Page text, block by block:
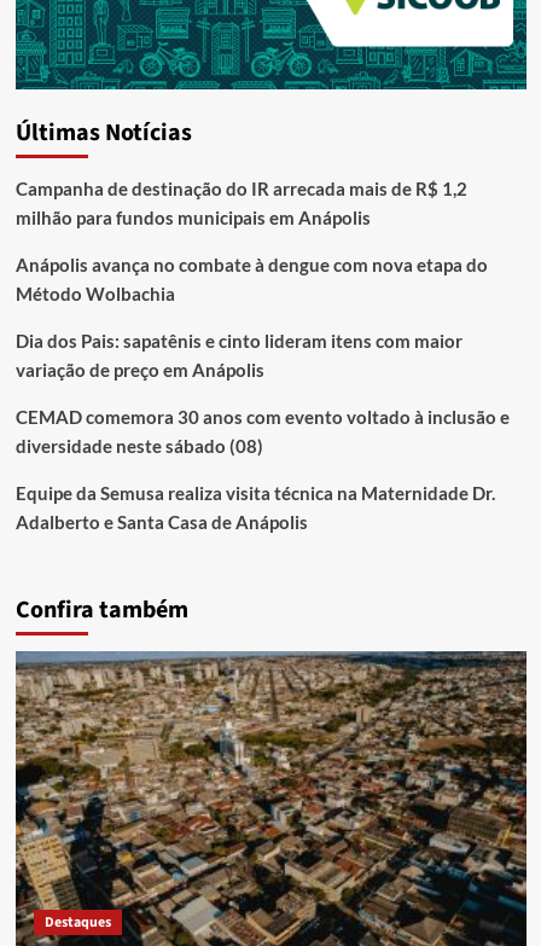
Últimas Notícias
Campanha de destinação do IR arrecada mais de R$ 1,2
milhão para fundos municipais em Anápolis
Anápolis avança no combate à dengue com nova etapa do
Método Wolbachia
Dia dos Pais: sapatênis e cinto lideram itens com maior
variação de preço em Anápolis
CEMAD comemora 30 anos com evento voltado à inclusão e
diversidade neste sábado (08)
Equipe da Semusa realiza visita técnica na Maternidade Dr.
Adalberto e Santa Casa de Anápolis
Confira também
Destaques